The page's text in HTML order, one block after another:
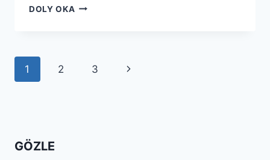
DOLY OKA ХАДЖИ-
Навигация
1 2 3
Следующая
GÖZLE